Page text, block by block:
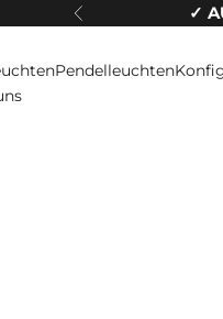
Zurück ✓
Pendelleuchten